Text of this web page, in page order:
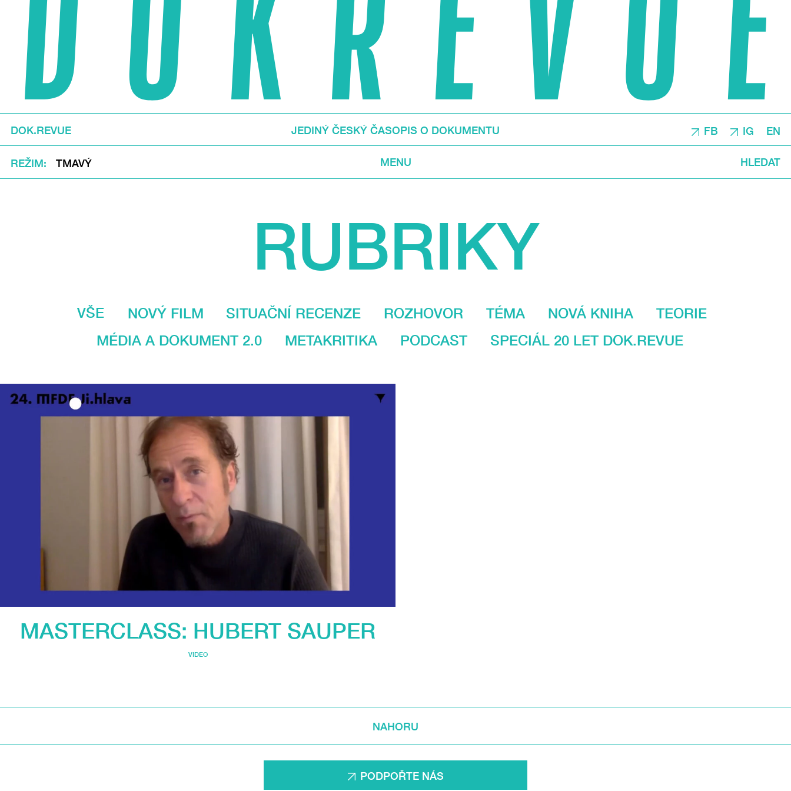
DOK.REVUE JEDINÝ ČESKÝ ČASOPIS O DOKUMENTU FB IG EN
REŽIM TMAVÝ MENU HLEDAT
RUBRIKY
VŠE NOVÝ FILM SITUAČNÍ RECENZE ROZHOVOR TÉMA NOVÁ KNIHA
TEORIE
MÉDIA A DOKUMENT 2.0
METAKRITIKA PODCAST SPECIÁL 20 LET DOK.REVUE
MASTERCLASS: HUBERT SAUPER
VIDEO
NAHORU
PODPOŘTE NÁS